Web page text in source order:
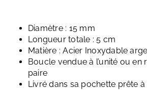
Diamètre : 15 mm
Longueur totale : 5 cm
Matière : Acier Inoxydable
Boucle vendue à l’unité ou en
paire
Livré dans sa pochette prête